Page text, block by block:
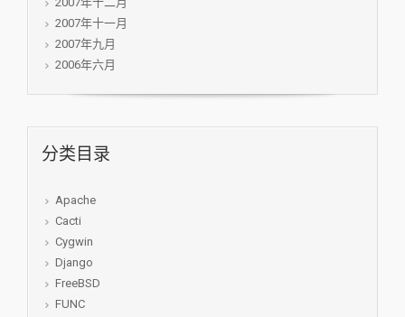
2007年十一月
2007年九月
2006年六月
分类目录
Apache
Cacti
Cygwin
Django
FreeBSD
FUNC